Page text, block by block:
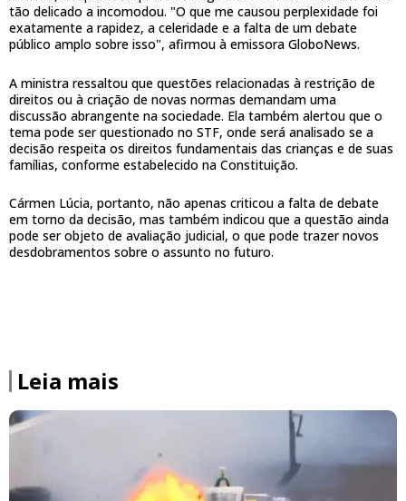
tão delicado a incomodou. "O que me causou perplexidade foi
exatamente a rapidez, a celeridade e a falta de um debate
público amplo sobre isso", afirmou à emissora GloboNews.
A ministra ressaltou que questões relacionadas à restrição de
direitos ou à criação de novas normas demandam uma
discussão abrangente na sociedade. Ela também alertou que o
tema pode ser questionado no STF, onde será analisado se a
decisão respeita os direitos fundamentais das crianças e de suas
famílias, conforme estabelecido na Constituição.
Cármen Lúcia, portanto, não apenas criticou a falta de debate
em torno da decisão, mas também indicou que a questão ainda
pode ser objeto de avaliação judicial, o que pode trazer novos
desdobramentos sobre o assunto no futuro.
Leia mais